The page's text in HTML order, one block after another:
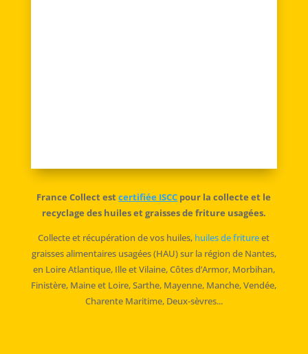
France Collect estcertifiée ISCC pour la collecte et le
recyclage des huiles et graisses de friture usagées.
Collecte et récupération de vos huiles, huiles de fritureet
graisses alimentaires usagées (HAU) sur la région de Nantes,
en Loire Atlantique, Ille et Vilaine, Côtes d’Armor, Morbihan,
Finistère, Maine et Loire, Sarthe, Mayenne, Manche, Vendée,
Charente Maritime, Deux-sèvres...